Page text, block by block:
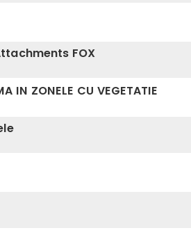
FOX
IN ZONELE CU VEGETATIE